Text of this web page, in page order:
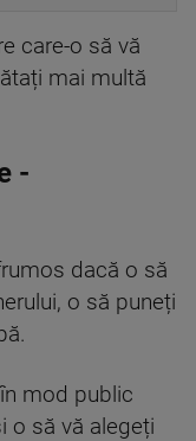
care-o să vă
mai multă
-
dacă o să
o să puneți
mod public
o să vă alegeți